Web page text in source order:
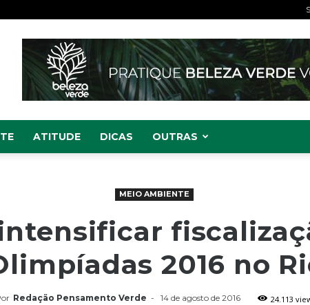
ATITUDE DICAS OUTRAS
MEIO AMBIENTE
2016 no
Redação Pensamento Verde - 14 de agosto de 2016 24.113